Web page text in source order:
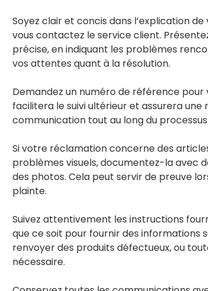
Soyez clair et concis dans l’explication
vous contactez le service client.
précise, en indiquant les problèmes
vos attentes quant à la résolution.
Demandez un numéro de référence
facilitera le suivi ultérieur et assurera une
communication tout au long du processus.
Si votre réclamation concerne des
problèmes visuels, documentez-la avec
des photos. Cela peut servir de preuve
plainte.
Suivez attentivement les instructions
que ce soit pour fournir des informations
renvoyer des produits défectueux, ou
nécessaire.